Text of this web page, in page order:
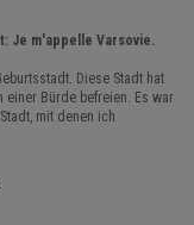
Je m'appelle Varsovie.
Diese Stadt hat
Bürde befreien. Es war
mit denen ich